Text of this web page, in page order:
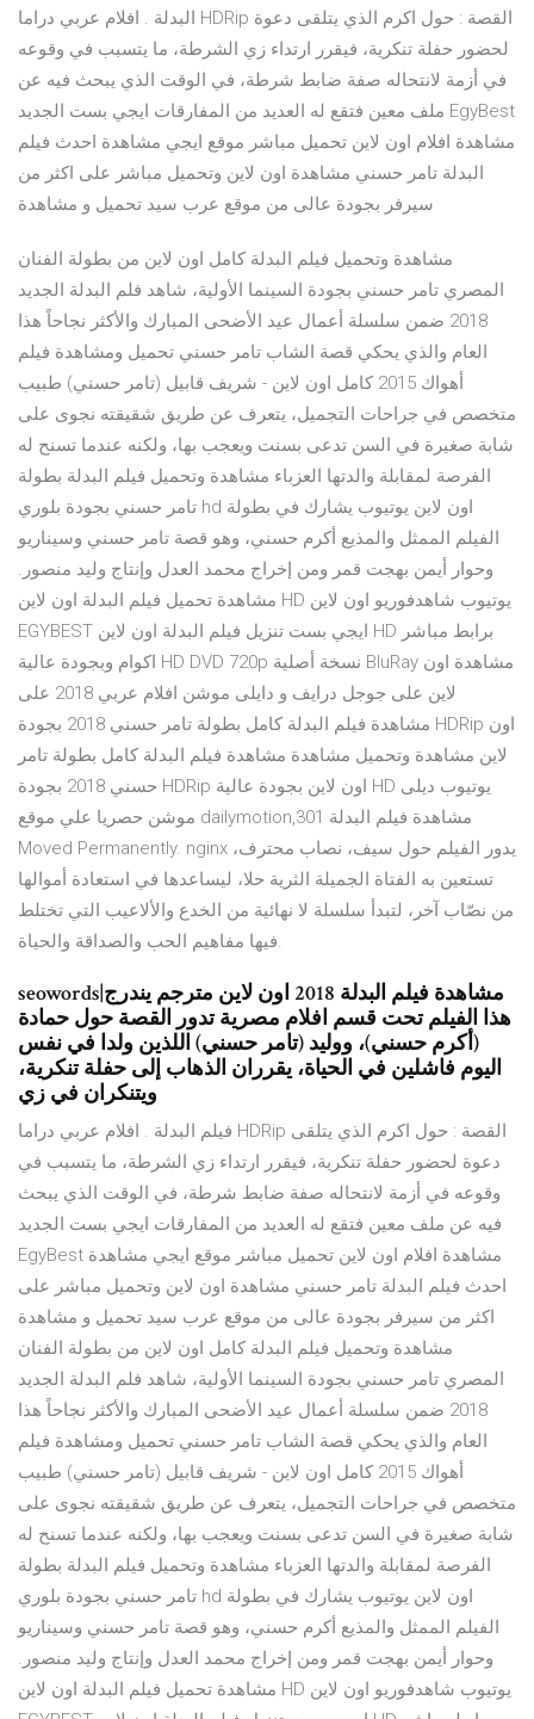
البدلة . افلام عربي دراما HDRip القصة : حول اكرم الذي يتلقى دعوة
لحضور حفلة تنكرية، فيقرر ارتداء زي الشرطة، ما يتسبب في وقوعه
في أزمة لانتحاله صفة ضابط شرطة، في الوقت الذي يبحث فيه عن
ملف معين فتقع له العديد من المفارقات ايجي بست الجديد EgyBest
مشاهدة افلام اون لاين تحميل مباشر موقع ايجي مشاهدة احدث فيلم
البدلة تامر حسني مشاهدة اون لاين وتحميل مباشر على اكثر من
سيرفر بجودة عالى من موقع عرب سيد تحميل و مشاهدة
مشاهدة وتحميل فيلم البدلة كامل اون لاين من بطولة الفنان
المصري تامر حسني بجودة السينما الأولية، شاهد فلم البدلة الجديد
2018 ضمن سلسلة أعمال عيد الأضحى المبارك والأكثر نجاحاً هذا
العام والذي يحكي قصة الشاب تامر حسني تحميل ومشاهدة فيلم
أهواك 2015 كامل اون لاين - شريف قابيل (تامر حسني) طبيب
متخصص في جراحات التجميل، يتعرف عن طريق شقيقته نجوى على
شابة صغيرة في السن تدعى بسنت ويعجب بها، ولكنه عندما تسنح له
الفرصة لمقابلة والدتها العزباء مشاهدة وتحميل فيلم البدلة بطولة
تامر حسني بجودة بلوري hd اون لاين يوتيوب يشارك في بطولة
الفيلم الممثل والمذيع أكرم حسني، وهو قصة تامر حسني وسيناريو
وحوار أيمن بهجت قمر ومن إخراج محمد العدل وإنتاج وليد منصور.
مشاهدة تحميل فيلم البدلة اون لاين HD يوتيوب شاهدفوريو اون لاين
EGYBEST ايجي بست تنزيل فيلم البدلة اون لاين HD برابط مباشر
اكوام وبجودة عالية HD DVD 720p نسخة أصلية BluRay مشاهدة اون
لاين على جوجل درايف و دايلى موشن افلام عربي 2018 على
مشاهدة فيلم البدلة كامل بطولة تامر حسني 2018 بجودة HDRip اون
لاين مشاهدة وتحميل مشاهدة مشاهدة فيلم البدلة كامل بطولة تامر
حسني 2018 بجودة HDRip اون لاين بجودة عالية HD يوتيوب ديلى
موشن حصريا علي موقع dailymotion,مشاهدة فيلم البدلة 301
Moved Permanently. nginx يدور الفيلم حول سيف، نصاب محترف،
تستعين به الفتاة الجميلة الثرية حلا، ليساعدها في استعادة أموالها
من نصّاب آخر، لتبدأ سلسلة لا نهائية من الخدع واﻷلاعيب التي تختلط
فيها مفاهيم الحب والصداقة والحياة.
seowords|مشاهدة فيلم البدلة 2018 اون لاين مترجم يندرج
هذا الفيلم تحت قسم افلام مصرية تدور القصة حول حمادة
(أكرم حسني)، ووليد (تامر حسني) اللذين ولدا في نفس
اليوم فاشلين في الحياة، يقرران الذهاب إلى حفلة تنكرية،
ويتنكران في زي
فيلم البدلة . افلام عربي دراما HDRip القصة : حول اكرم الذي يتلقى
دعوة لحضور حفلة تنكرية، فيقرر ارتداء زي الشرطة، ما يتسبب في
وقوعه في أزمة لانتحاله صفة ضابط شرطة، في الوقت الذي يبحث
فيه عن ملف معين فتقع له العديد من المفارقات ايجي بست الجديد
EgyBest مشاهدة افلام اون لاين تحميل مباشر موقع ايجي مشاهدة
احدث فيلم البدلة تامر حسني مشاهدة اون لاين وتحميل مباشر على
اكثر من سيرفر بجودة عالى من موقع عرب سيد تحميل و مشاهدة
مشاهدة وتحميل فيلم البدلة كامل اون لاين من بطولة الفنان
المصري تامر حسني بجودة السينما الأولية، شاهد فلم البدلة الجديد
2018 ضمن سلسلة أعمال عيد الأضحى المبارك والأكثر نجاحاً هذا
العام والذي يحكي قصة الشاب تامر حسني تحميل ومشاهدة فيلم
أهواك 2015 كامل اون لاين - شريف قابيل (تامر حسني) طبيب
متخصص في جراحات التجميل، يتعرف عن طريق شقيقته نجوى على
شابة صغيرة في السن تدعى بسنت ويعجب بها، ولكنه عندما تسنح له
الفرصة لمقابلة والدتها العزباء مشاهدة وتحميل فيلم البدلة بطولة
تامر حسني بجودة بلوري hd اون لاين يوتيوب يشارك في بطولة
الفيلم الممثل والمذيع أكرم حسني، وهو قصة تامر حسني وسيناريو
وحوار أيمن بهجت قمر ومن إخراج محمد العدل وإنتاج وليد منصور.
مشاهدة تحميل فيلم البدلة اون لاين HD يوتيوب شاهدفوريو اون لاين